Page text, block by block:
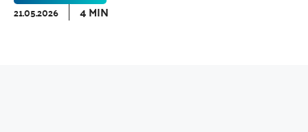
21.05.2026
4 MIN